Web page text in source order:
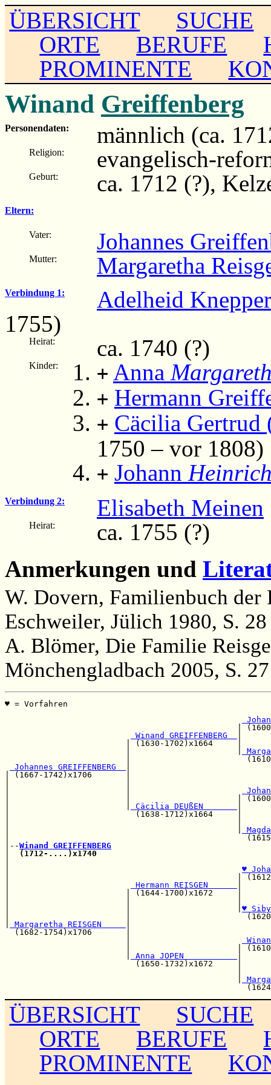
ÜBERSICHT
SUCHE
ORTE
BERUFE
PROMINENTE
Winand Greiffenberg
Personendaten: männlich (ca.
Religion: evangelisch-
Geburt: ca. 1712 (?),
Eltern:
Vater: Johannes
Mutter: Margaretha
Verbindung 1:
Adelheid
1755)
Heirat: ca. 1740 (?)
Kinder: + Anna
+ Hermann
+ Cäcilia Gertrud
1750 – vor 1808)
+ Johann
Verbindung 2: Elisabeth Meinen
Heirat:
ca. 1755 (?)
Anmerkungen und
W. Dovern, Familienbuch der
Eschweiler, Jülich 1980, S. 28
A. Blömer, Die Familie
Mönchengladbach 2005, S. 27
♥ = Vorfahren
Winand GREIFFENBERG
| (1630-
|
Johannes GREIFFENBERG
| (1667-
|                        |                      | (1600-
Cäcilia DEUßEN
|                          (1638-
|                                                 (1615-
|--Winand GREIFFENBERG
(1712-....)x1740
♥
|                                               | (1612-
Hermann REISGEN
|                        | (1644-
♥
|                        |
Margaretha REISGEN
(1682-1754)x1706       |
|
Anna JOPEN
(1650-
ÜBERSICHT
SUCHE
ORTE
BERUFE
PROMINENTE